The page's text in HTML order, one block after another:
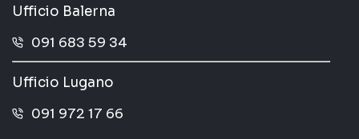
Ufficio Balerna
091 683 59 34
Ufficio Lugano
091 972 17 66